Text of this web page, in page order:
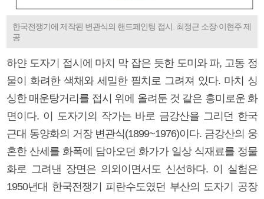
한국전쟁기에 제작된 변관식의 핸드페인팅 접시. 최정근 소장·이현주 제
공
하얀 도자기 접시에 마치 막 잡은 듯한 도미와 파, 고동 정
물이 화려한 색채와 세밀한 필치로 그려져 있다. 마치 싱
싱한 매운탕거리를 접시 위에 올려둔 것 같은 흥미로운 화
면이다. 이 도자기의 작가는 바로 금강산을 그리던 한국
근대 동양화의 거장 변관식(1899~1976)이다. 금강산의 웅
혼한 산세를 화폭에 담아오던 화가가 일상 식재료를 정물
화로 그려낸 장면은 의외이면서도 신선하다. 이 실험은
1950년대 한국전쟁기 피란수도였던 부산의 도자기 공장